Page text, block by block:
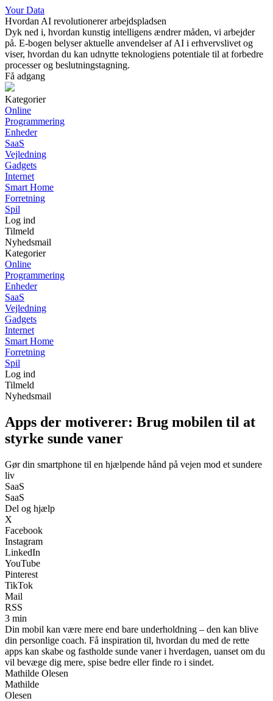
Your Data
Hvordan AI revolutionerer arbejdspladsen
Dyk ned i, hvordan kunstig intelligens ændrer måden, vi arbejder
på. E-bogen belyser aktuelle anvendelser af AI i erhvervslivet og
viser, hvordan du kan udnytte teknologiens potentiale til at forbedre
processer og beslutningstagning.
Få adgang
Kategorier
Online
Programmering
Enheder
SaaS
Vejledning
Gadgets
Internet
Smart Home
Forretning
Spil
Log ind
Tilmeld
Nyhedsmail
Kategorier
Online
Programmering
Enheder
SaaS
Vejledning
Gadgets
Internet
Smart Home
Forretning
Spil
Log ind
Tilmeld
Nyhedsmail
Apps der motiverer: Brug mobilen til at
styrke sunde vaner
Gør din smartphone til en hjælpende hånd på vejen mod et sundere
liv
SaaS
SaaS
Del og hjælp
X
Facebook
Instagram
LinkedIn
YouTube
Pinterest
TikTok
Mail
RSS
3 min
Din mobil kan være mere end bare underholdning – den kan blive
din personlige coach. Få inspiration til, hvordan du med de rette
apps kan skabe og fastholde sunde vaner i hverdagen, uanset om du
vil bevæge dig mere, spise bedre eller finde ro i sindet.
Mathilde Olesen
Mathilde
Olesen